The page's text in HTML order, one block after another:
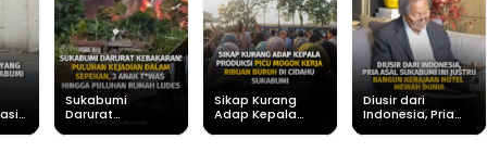
Sukabumi
Darurat
Kebakaran!
Sikap Kurang
Adap Kepala
Diusir dari
Indonesia, Pria